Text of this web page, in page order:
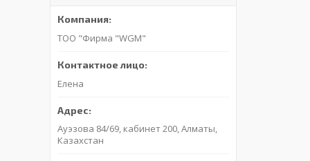
ТОО "Фирма "WGM"
Елена
Ауэзова 84/69, кабинет 200, Алматы,
Казахстан